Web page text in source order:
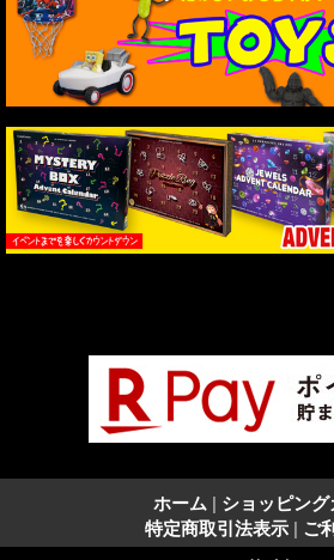
ホーム | ショッピング
特定商取引法表示 | ご